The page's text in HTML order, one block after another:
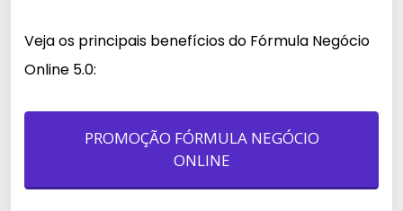
Veja os principais benefícios do Fórmula Negócio
Online 5.0:
PROMOÇÃO FÓRMULA NEGÓCIO
ONLINE